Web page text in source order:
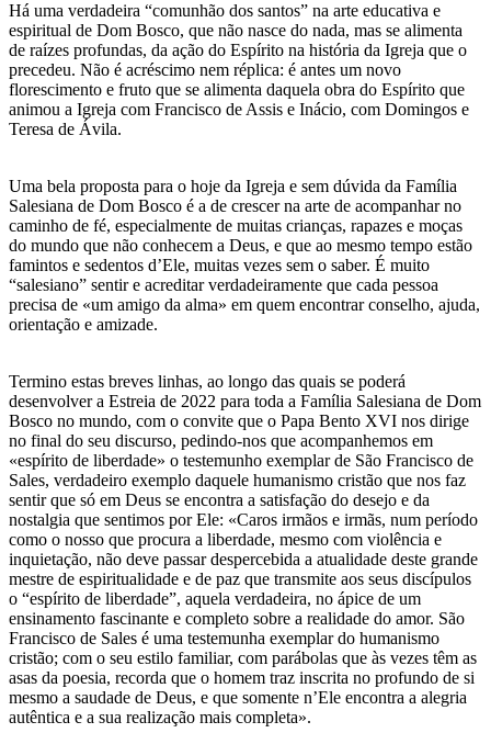
Há uma verdadeira “comunhão dos santos” na arte educativa e
espiritual de Dom Bosco, que não nasce do nada, mas se alimenta
de raízes profundas, da ação do Espírito na história da Igreja que o
precedeu. Não é acréscimo nem réplica: é antes um novo
florescimento e fruto que se alimenta daquela obra do Espírito que
animou a Igreja com Francisco de Assis e Inácio, com Domingos e
Teresa de Ávila.
Uma bela proposta para o hoje da Igreja e sem dúvida da Família
Salesiana de Dom Bosco é a de crescer na arte de acompanhar no
caminho de fé, especialmente de muitas crianças, rapazes e moças
do mundo que não conhecem a Deus, e que ao mesmo tempo estão
famintos e sedentos d’Ele, muitas vezes sem o saber. É muito
“salesiano” sentir e acreditar verdadeiramente que cada pessoa
precisa de «um amigo da alma» em quem encontrar conselho, ajuda,
orientação e amizade.
Termino estas breves linhas, ao longo das quais se poderá
desenvolver a Estreia de 2022 para toda a Família Salesiana de Dom
Bosco no mundo, com o convite que o Papa Bento XVI nos dirige
no final do seu discurso, pedindo-nos que acompanhemos em
«espírito de liberdade» o testemunho exemplar de São Francisco de
Sales, verdadeiro exemplo daquele humanismo cristão que nos faz
sentir que só em Deus se encontra a satisfação do desejo e da
nostalgia que sentimos por Ele: «Caros irmãos e irmãs, num período
como o nosso que procura a liberdade, mesmo com violência e
inquietação, não deve passar despercebida a atualidade deste grande
mestre de espiritualidade e de paz que transmite aos seus discípulos
o “espírito de liberdade”, aquela verdadeira, no ápice de um
ensinamento fascinante e completo sobre a realidade do amor. São
Francisco de Sales é uma testemunha exemplar do humanismo
cristão; com o seu estilo familiar, com parábolas que às vezes têm as
asas da poesia, recorda que o homem traz inscrita no profundo de si
mesmo a saudade de Deus, e que somente n’Ele encontra a alegria
autêntica e a sua realização mais completa».